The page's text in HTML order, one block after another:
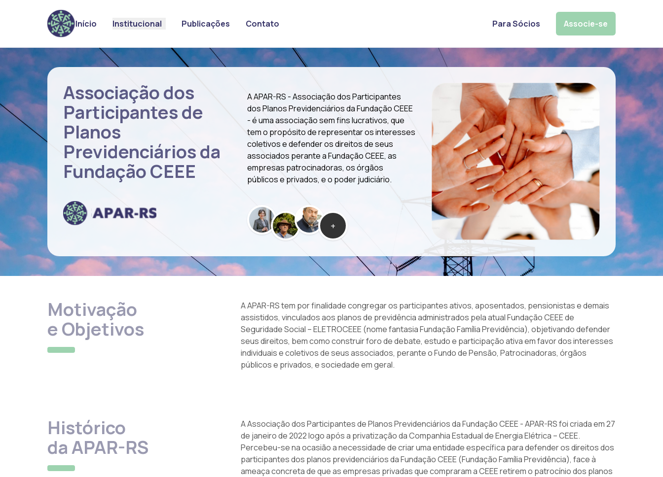
Início Institucional Publicações
Contato
Para Sócios Associe-se
Associação dos
Participantes de
Planos
Previdenciários da
Fundação CEEE
A APAR-RS - Associação dos Participantes
dos Planos Previdenciários da Fundação CEEE
- é uma associação sem fins lucrativos, que
tem o propósito de representar os interesses
coletivos e defender os direitos de seus
associados perante a Fundação CEEE, as
empresas patrocinadoras, os órgãos
públicos e privados, e o poder judiciário.
+
Motivação
e Objetivos
A APAR-RS tem por finalidade congregar os participantes ativos, aposentados, pensionistas e demais
assistidos, vinculados aos planos de previdência administrados pela atual Fundação CEEE de
Seguridade Social – ELETROCEEE (nome fantasia Fundação Família Previdência), objetivando defender
seus direitos, bem como construir foro de debate, estudo e participação ativa em favor dos interesses
individuais e coletivos de seus associados, perante o Fundo de Pensão, Patrocinadoras, órgãos
públicos e privados, e sociedade em geral.
Histórico
da APAR-RS
A Associação dos Participantes de Planos Previdenciários da Fundação CEEE - APAR-RS foi criada em 27
de janeiro de 2022 logo após a privatização da Companhia Estadual de Energia Elétrica – CEEE.
Percebeu-se na ocasião a necessidade de criar uma entidade específica para defender os direitos dos
participantes dos planos previdenciários da Fundação CEEE (Fundação Família Previdência), face à
ameaça concreta de que as empresas privadas que compraram a CEEE retirem o patrocínio dos planos